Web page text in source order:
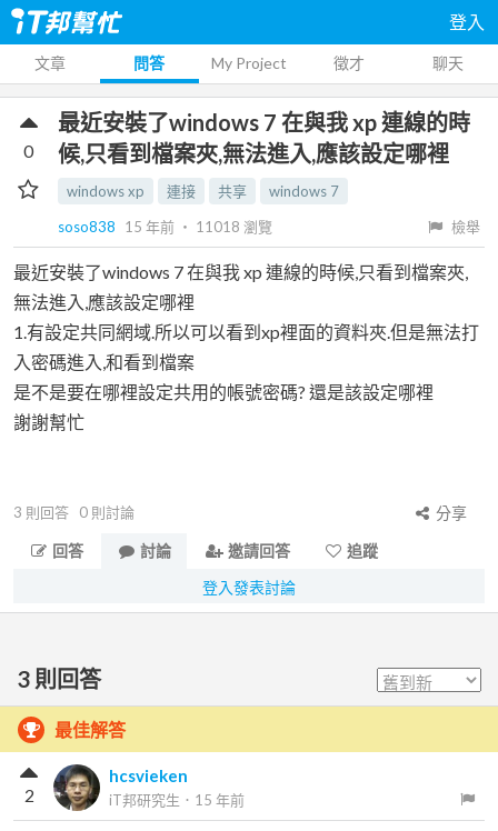
登入
文章 問答 My Project 徵才 聊天
最近安裝了windows 7 在與我 xp 連線的時
候,只看到檔案夾,無法進入,應該設定哪裡
windows xp 連接 共享
windows 7
soso838
15 年前 ‧ 11018 瀏覽 檢舉
0
最近安裝了windows 7 在與我 xp 連線的時候,只看到檔案夾,
無法進入,應該設定哪裡
1.有設定共同網域.所以可以看到xp裡面的資料夾.但是無法打
入密碼進入,和看到檔案
是不是要在哪裡設定共用的帳號密碼? 還是該設定哪裡
謝謝幫忙
3 則回答 0 則討論
分享
回答
討論 邀請回答
追蹤
登入發表討論
3 則回答
最佳解答
hcsvieken
iT邦研究生 ． 15 年前
2